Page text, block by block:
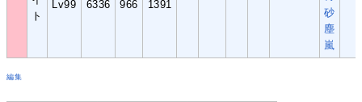
ト
Lv99
6336 966 1391
砂
塵
嵐
編集